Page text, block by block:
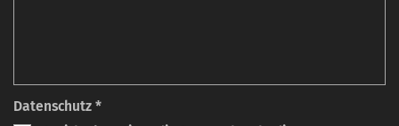
Datenschutz *